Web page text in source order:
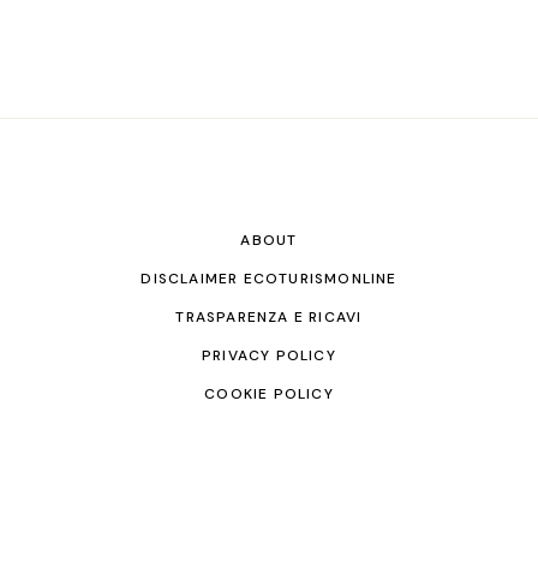
ABOUT
DISCLAIMER ECOTURISMONLINE
TRASPARENZA E RICAVI
PRIVACY POLICY
COOKIE POLICY